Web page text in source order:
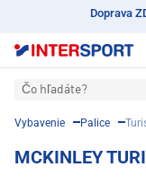
Doprava
Čo hľadáte?
Vybavenie Palice
MCKINLEY